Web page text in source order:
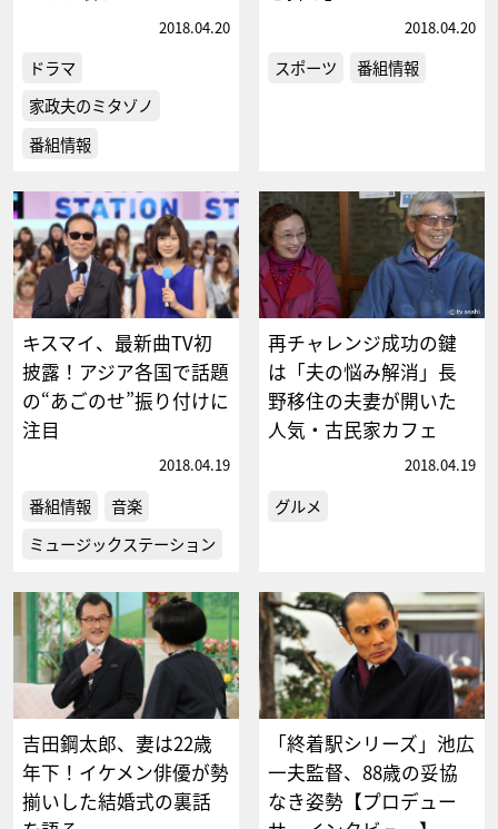
2018.04.20
ドラマ
家政夫のミタゾノ
番組情報
2018.04.20
スポーツ 番組情報
キスマイ、最新曲TV初
披露！アジア各国で話題
の“あごのせ”振り付けに
注目
2018.04.19
番組情報
音楽
ミュージックステーション
再チャレンジ成功の鍵
は「夫の悩み解消」長
野移住の夫妻が開いた
人気・古民家カフェ
2018.04.19
グルメ
吉田鋼太郎、妻は22歳
年下！イケメン俳優が勢
揃いした結婚式の裏話
「終着駅シリーズ」池広
一夫監督、88歳の妥協
なき姿勢【プロデュー